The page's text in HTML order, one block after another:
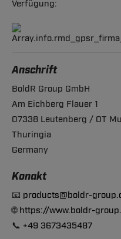
Verfügung:
Anschrift
BoldR Group GmbH
Am Eichberg Flauer 1
07338 Leutenberg / OT
Thuringia
Germany
Konakt
📧 products@boldr-
🌐https://www.boldr-
📞 +49 3673435487